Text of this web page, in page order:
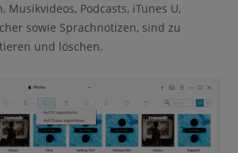
Musikvideos, Podcasts, iTunes U,
sowie Sprachnotizen, sind zu
und löschen.